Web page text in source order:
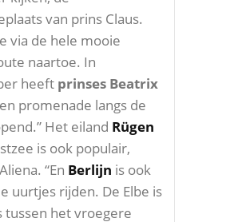
van prins Claus.
via de hele mooie
naartoe. In
heeft prinses Beatrix
promenade langs de
Het eiland Rügen
is ook populair,
“En Berlijn is ook
uurtjes rijden. De Elbe is
tussen het vroegere